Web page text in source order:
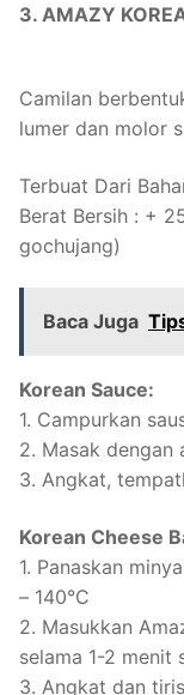
3. AMAZY
Camilan
lumer dan molor
Terbuat Dari
Berat Bersih : +
gochujang)
Baca Juga
Korean Sauce:
1. Campurkan
2. Masak dengan
3. Angkat,
Korean Cheese
1. Panaskan
– 140°C
2. Masukkan
selama 1-2 menit
3. Angkat dan